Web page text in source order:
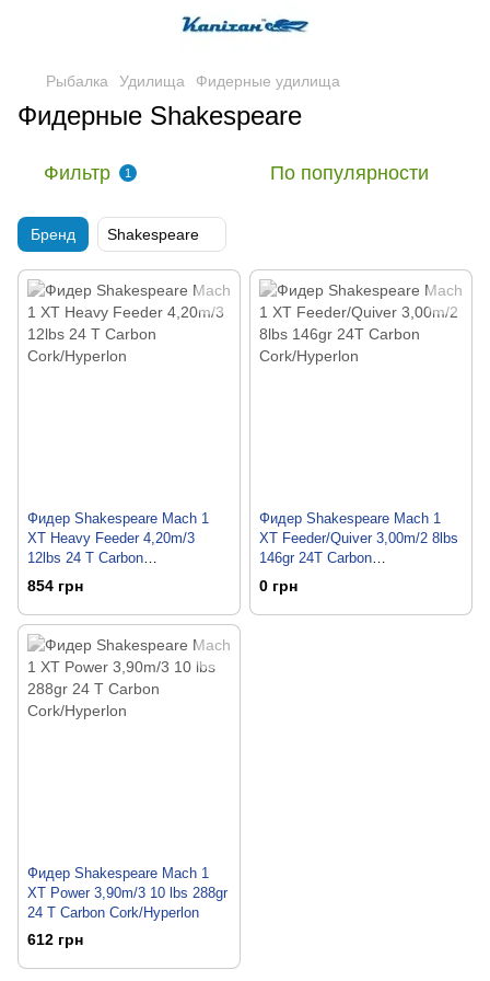
Рыбалка Удилища Фидерные удилища
Фидерные Shakespeare
Фильтр 1 По популярности
Бренд Shakespeare
Фидер Shakespeare Mach 1
XT Heavy Feeder 4,20m/3
12lbs 24 T Carbon
Cork/Hyperlon
854 грн
Фидер Shakespeare Mach 1
XT Feeder/Quiver 3,00m/2 8lbs
146gr 24T Carbon
Cork/Hyperlon
0 грн
Фидер Shakespeare Mach 1
XT Power 3,90m/3 10 lbs 288gr
24 T Carbon Cork/Hyperlon
612 грн